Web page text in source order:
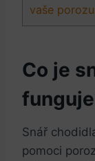
vaše
Co je
Snář
pomoci